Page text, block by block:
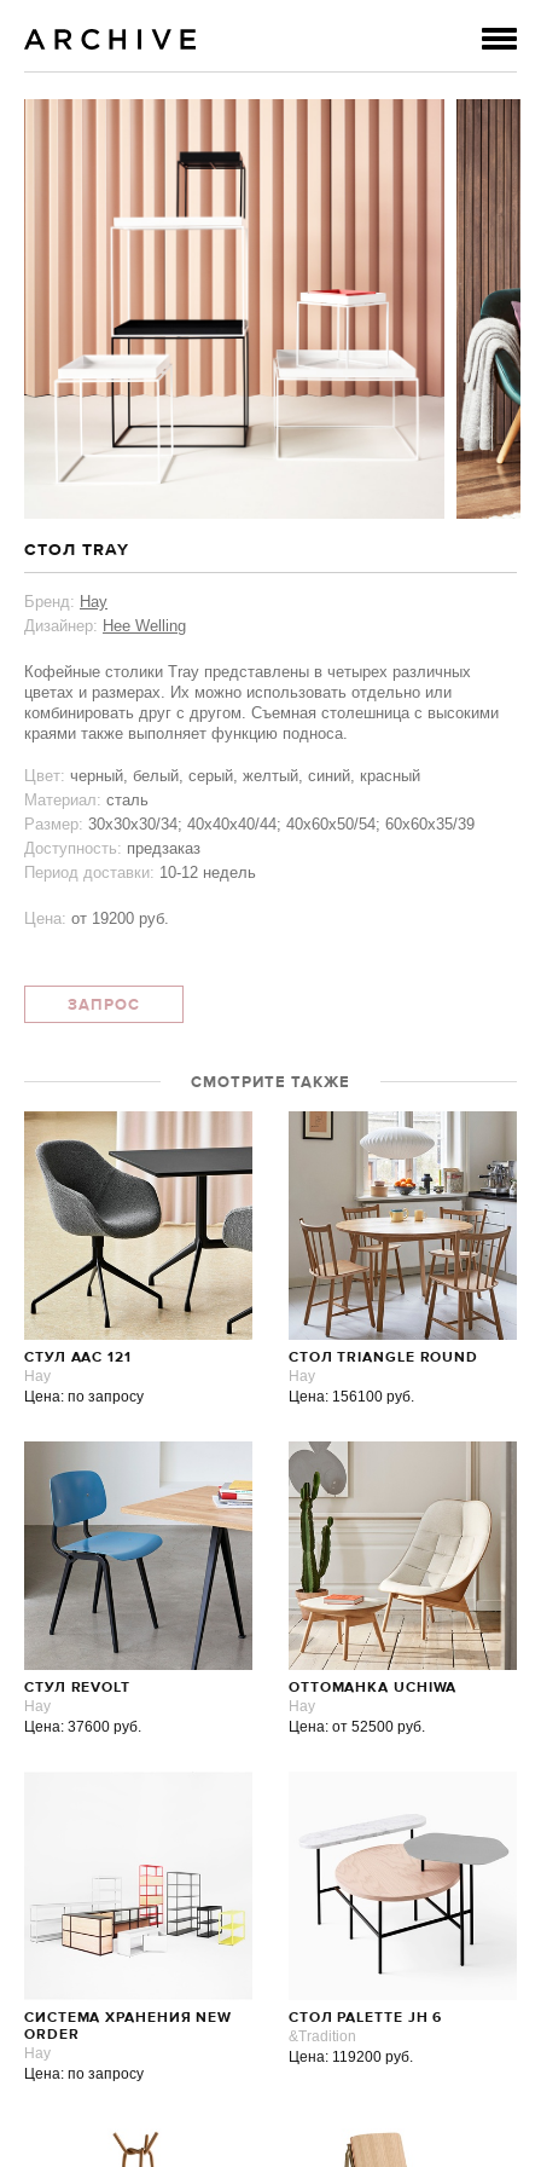
СТОЛ TRAY
Бренд: Hay
Дизайнер: Hee Welling
Кофейные столики Tray представлены в четырех различных
цветах и размерах. Их можно использовать отдельно или
комбинировать друг с другом. Съемная столешница с высокими
краями также выполняет функцию подноса.
Цвет: черный, белый, серый, желтый, синий, красный
Материал: сталь
Размер: 30х30х30/34; 40х40х40/44; 40х60х50/54; 60х60х35/39
Доступность: предзаказ
Период доставки: 10-12 недель
Цена: от 19200 руб.
ЗАПРОС
СМОТРИТЕ ТАКЖЕ
СТУЛ AAC 121
Hay
Цена: по запросу
СТОЛ TRIANGLE ROUND
Hay
Цена: 156100 руб.
СТУЛ REVOLT
Hay
Цена: 37600 руб.
ОТТОМАНКА UCHIWA
Hay
Цена: от 52500 руб.
СИСТЕМА ХРАНЕНИЯ NEW
ORDER
Hay
Цена: по запросу
СТОЛ PALETTE JH 6
&Tradition
Цена: 119200 руб.